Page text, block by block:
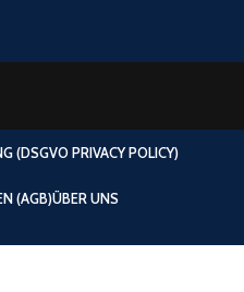
(DSGVO PRIVACY POLICY)
(AGB)ÜBER UNS